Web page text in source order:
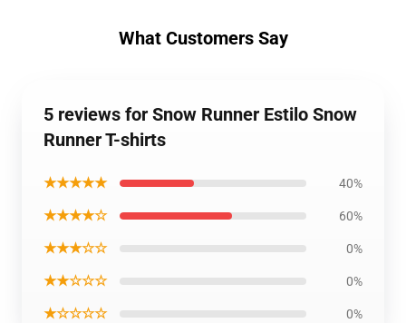
What Customers Say
5 reviews for Snow Runner Estilo Snow
Runner T-shirts
★★★★★ 40%
★★★★☆ 60%
★★★☆☆ 0%
★★☆☆☆ 0%
★☆☆☆☆ 0%